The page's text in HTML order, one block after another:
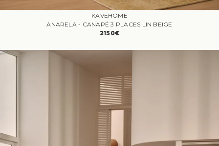
KAVEHOME
ANARELA - CANAPÉ 3 PLACES LIN BEIGE
2150€